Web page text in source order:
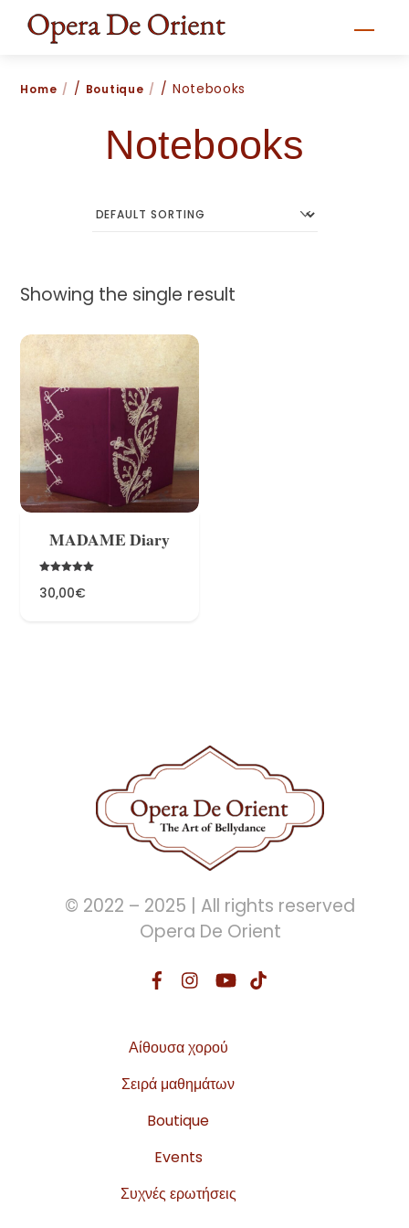
Home / Boutique / Notebooks
Notebooks
Showing the single result
MADAME Diary
5.00
out of 5
30,00€
Share
© 2022 – 2025 | All rights reserved
Opera De Orient
Αίθουσα χορού
Σειρά μαθημάτων
Boutique
Events
Συχνές ερωτήσεις